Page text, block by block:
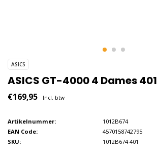
ASICS
ASICS GT-4000 4 Dames 401
€169,95 Incl. btw
Artikelnummer:
1012B674
EAN Code:
4570158742795
SKU:
1012B674 401